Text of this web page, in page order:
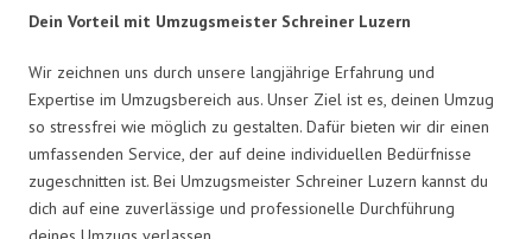
Dein Vorteil mit Umzugsmeister Schreiner Luzern
Wir zeichnen uns durch unsere langjährige Erfahrung und
Expertise im Umzugsbereich aus. Unser Ziel ist es, deinen Umzug
so stressfrei wie möglich zu gestalten. Dafür bieten wir dir einen
umfassenden Service, der auf deine individuellen Bedürfnisse
zugeschnitten ist. Bei Umzugsmeister Schreiner Luzern kannst du
dich auf eine zuverlässige und professionelle Durchführung